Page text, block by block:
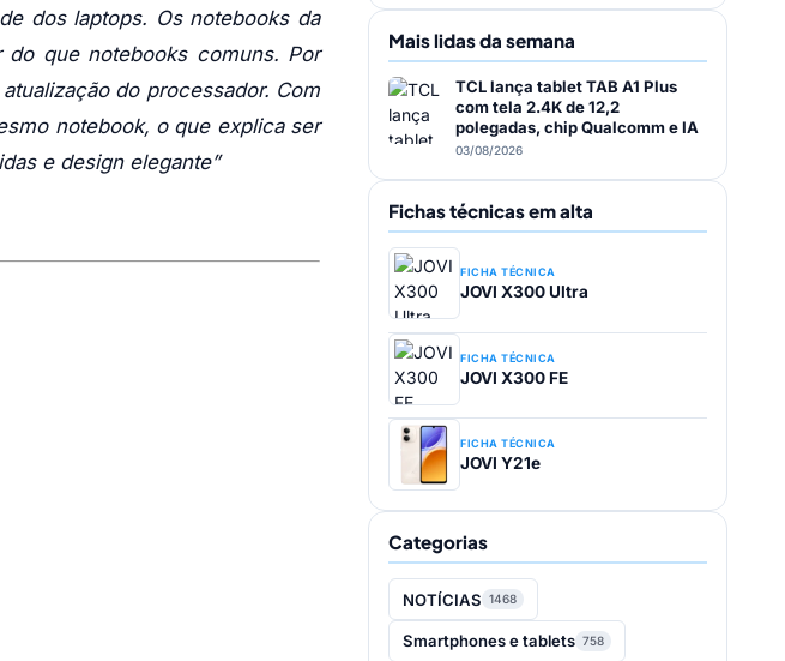
dos laptops. Os notebooks da
que notebooks comuns. Por
do processador. Com
notebook, o que explica ser
e design elegante”
Mais lidas da semana
TCL lança tablet TAB A1 Plus
com tela 2.4K de 12,2
polegadas, chip Qualcomm e IA
03/08/2026
Fichas técnicas em alta
FICHA TÉCNICA
JOVI X300 Ultra
FICHA TÉCNICA
JOVI X300 FE
FICHA TÉCNICA
JOVI Y21e
Categorias
NOTÍCIAS 1468
Smartphones e tablets 758